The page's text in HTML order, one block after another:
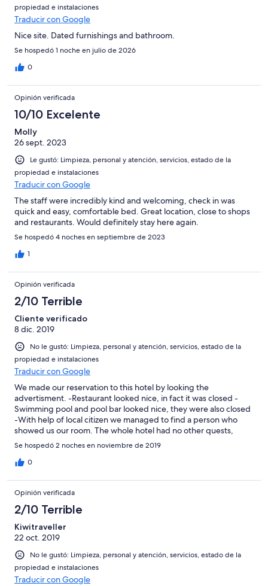
propiedad e instalaciones
Traducir con Google
Nice site. Dated furnishings and bathroom.
Se hospedó 1 noche en julio de 2026
0
Opinión verificada
10/10 Excelente
Molly
26 sept. 2023
Le gustó: Limpieza, personal y atención, servicios, estado de la
propiedad e instalaciones
Traducir con Google
The staff were incredibly kind and welcoming, check in was
quick and easy, comfortable bed. Great location, close to shops
and restaurants. Would definitely stay here again.
Se hospedó 4 noches en septiembre de 2023
1
Opinión verificada
2/10 Terrible
Cliente verificado
8 dic. 2019
No le gustó: Limpieza, personal y atención, servicios, estado de la
propiedad e instalaciones
Traducir con Google
We made our reservation to this hotel by looking the
advertisment. -Restaurant looked nice, in fact it was closed -
Swimming pool and pool bar looked nice, they were also closed
-With help of local citizen we managed to find a person who
showed us our room. The whole hotel had no other quests,
spooky. We did not stay there, but chose another place to stay.
Se hospedó 2 noches en noviembre de 2019
0
Opinión verificada
2/10 Terrible
Kiwitraveller
22 oct. 2019
No le gustó: Limpieza, personal y atención, servicios, estado de la
propiedad e instalaciones
Traducir con Google